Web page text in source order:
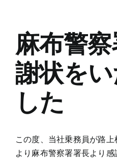
麻布警
謝状を
した
この度、当社乗務員が路
より麻布警察署署長より感